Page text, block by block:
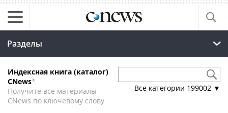
Разделы
Индексная книга (каталог)
CNews*
Получите все материалы
CNews по ключевому слову
Все категории 199002 ▼